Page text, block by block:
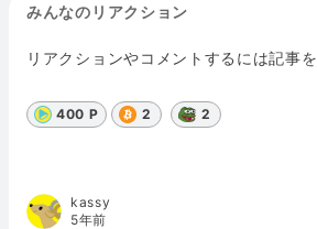
みんなのリアクション
リアクションやコメントするには記事
400 P 2 2
kassy
5年前